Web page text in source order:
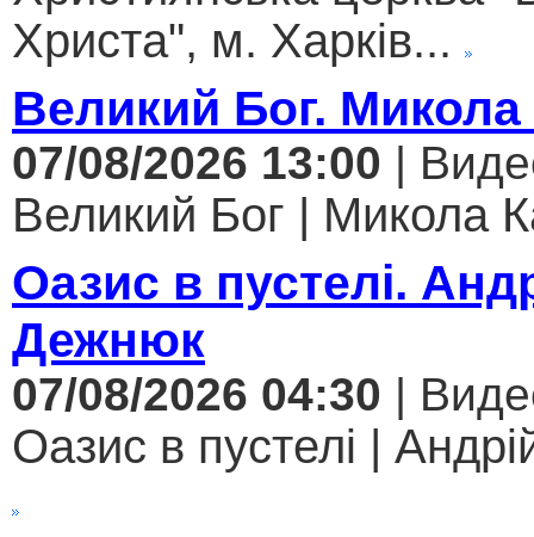
Христа", м. Харків...
Великий Бог. Микола
07/08/2026 13:00 |
Великий Бог | Микола
Оазис в пустелі.
Дежнюк
07/08/2026 04:30 |
Оазис в пустелі |